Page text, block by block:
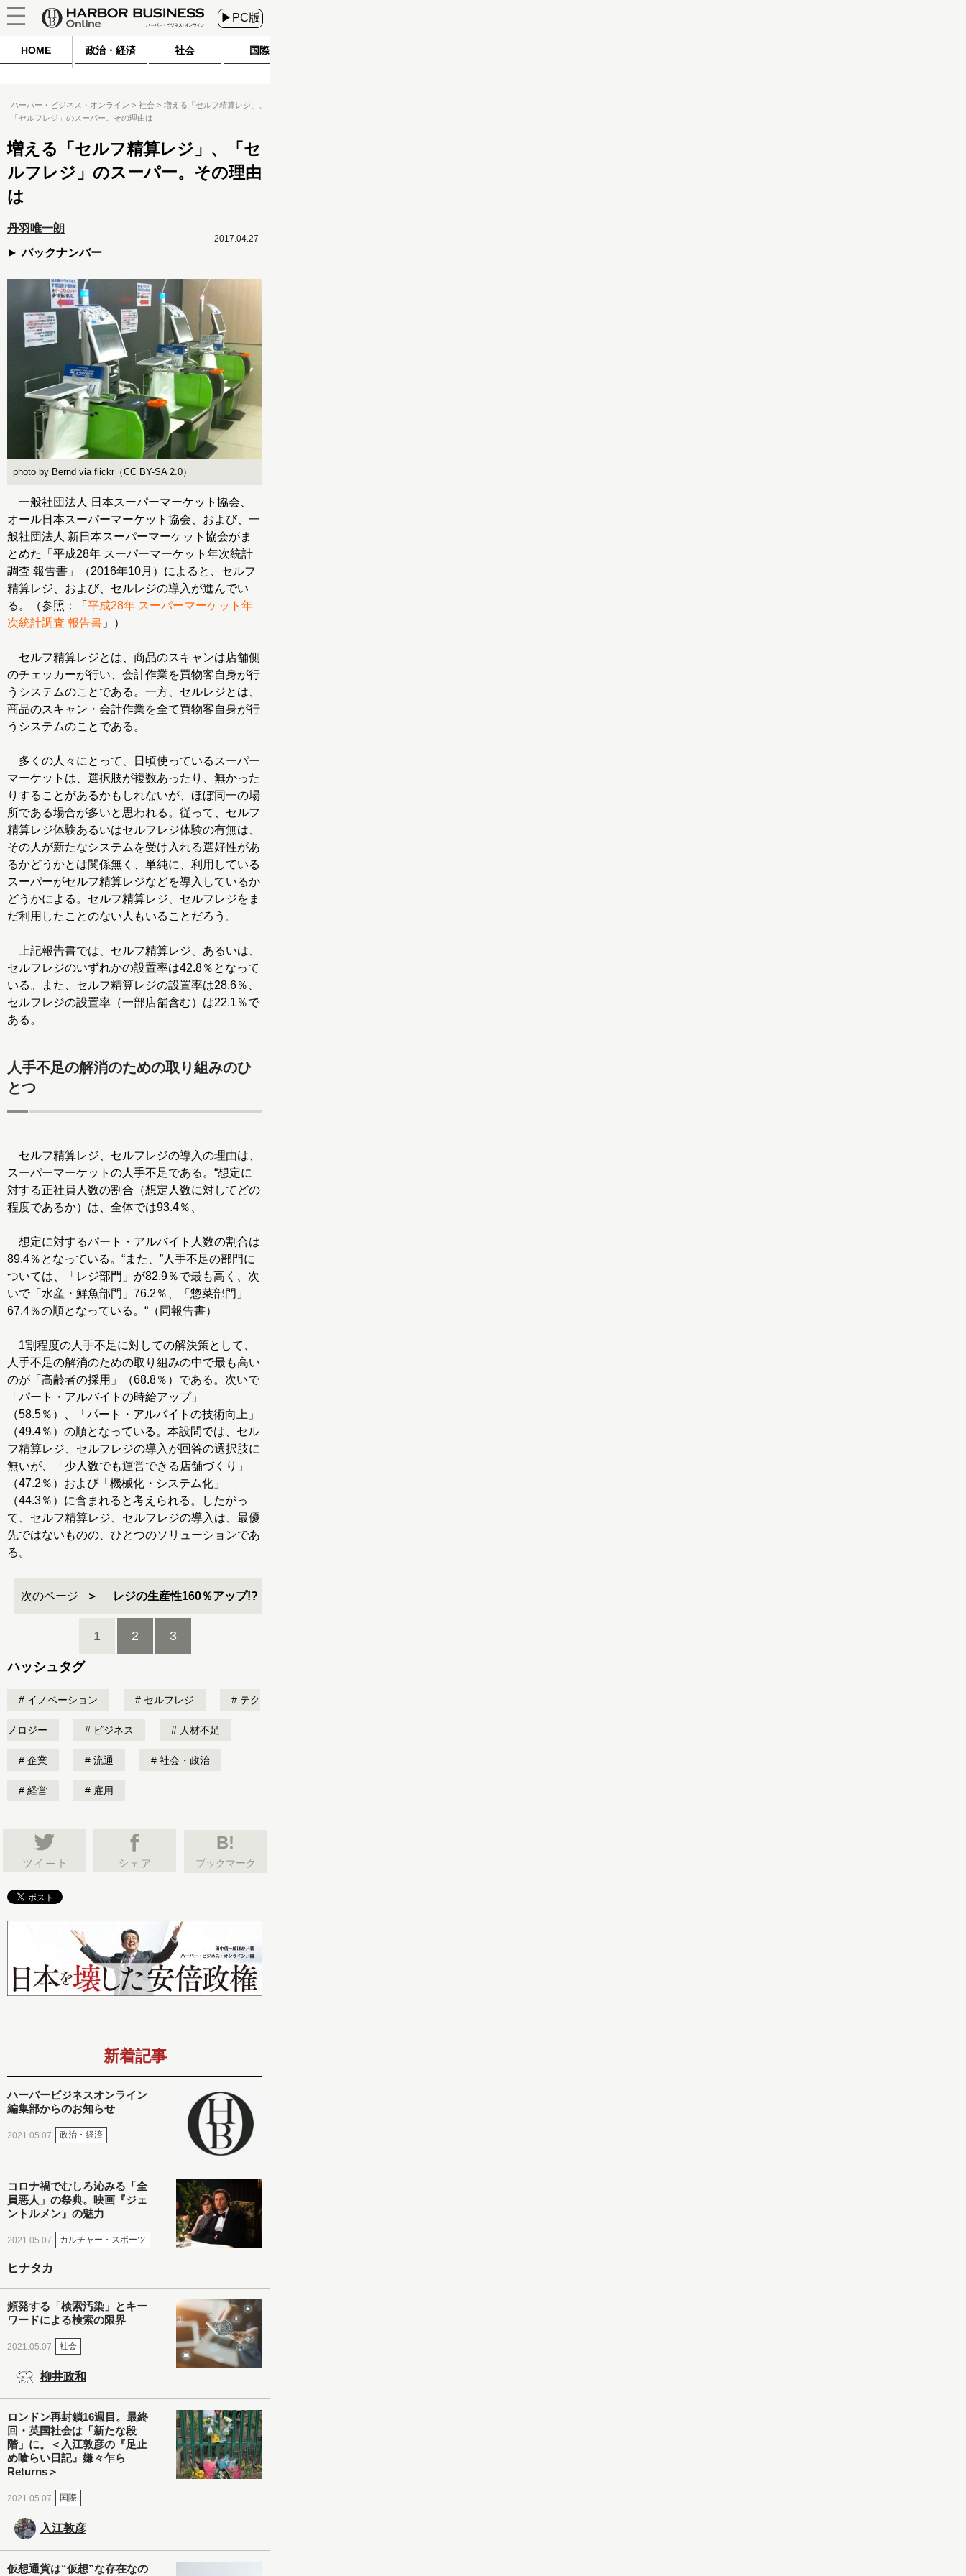
▶PC版
HOME 政治・経済 社会 国際
ハーバー・ビジネス・オンライン 社会
増える「セルフ精算レジ」、
「セルフレジ」のスーパー。その理由は
増える「セルフ精算レジ」、「セ
ルフレジ」のスーパー。その理由
は
丹羽唯一朗
バックナンバー
2017.04.27
photo by Bernd via flickr（CC BY-SA 2.0）
一般社団法人 日本スーパーマーケット協会、
オール日本スーパーマーケット協会、および、一
般社団法人 新日本スーパーマーケット協会がま
とめた「平成28年 スーパーマーケット年次統計
調査 報告書」（2016年10月）によると、セルフ
精算レジ、および、セルレジの導入が進んでい
る。（参照：「 平成28年 スーパーマーケット年
次統計調査 報告書 」）
セルフ精算レジとは、商品のスキャンは店舗側
のチェッカーが行い、会計作業を買物客自身が行
うシステムのことである。一方、セルレジとは、
商品のスキャン・会計作業を全て買物客自身が行
うシステムのことである。
多くの人々にとって、日頃使っているスーパー
マーケットは、選択肢が複数あったり、無かった
りすることがあるかもしれないが、ほぼ同一の場
所である場合が多いと思われる。従って、セルフ
精算レジ体験あるいはセルフレジ体験の有無は、
その人が新たなシステムを受け入れる選好性があ
るかどうかとは関係無く、単純に、利用している
スーパーがセルフ精算レジなどを導入しているか
どうかによる。セルフ精算レジ、セルフレジをま
だ利用したことのない人もいることだろう。
上記報告書では、セルフ精算レジ、あるいは、
セルフレジのいずれかの設置率は42.8％となって
いる。また、セルフ精算レジの設置率は28.6％、
セルフレジの設置率（一部店舗含む）は22.1％で
ある。
人手不足の解消のための取り組みのひ
とつ
セルフ精算レジ、セルフレジの導入の理由は、
スーパーマーケットの人手不足である。“想定に
対する正社員人数の割合（想定人数に対してどの
程度であるか）は、全体では93.4％、
想定に対するパート・アルバイト人数の割合は
89.4％となっている。“また、”人手不足の部門に
ついては、「レジ部門」が82.9％で最も高く、次
いで「水産・鮮魚部門」76.2％、「惣菜部門」
67.4％の順となっている。“（同報告書）
1割程度の人手不足に対しての解決策として、
人手不足の解消のための取り組みの中で最も高い
のが「高齢者の採用」（68.8％）である。次いで
「パート・アルバイトの時給アップ」
（58.5％）、「パート・アルバイトの技術向上」
（49.4％）の順となっている。本設問では、セル
フ精算レジ、セルフレジの導入が回答の選択肢に
無いが、「少人数でも運営できる店舗づくり」
（47.2％）および「機械化・システム化」
（44.3％）に含まれると考えられる。したがっ
て、セルフ精算レジ、セルフレジの導入は、最優
先ではないものの、ひとつのソリューションであ
る。
次のページ レジの生産性160％アップ!?
1 2 3
ハッシュタグ
イノベーション セルフレジ テク
ノロジー ビジネス 人材不足
企業 流通 社会・政治
経営 雇用
B!
ブックマーク
新着記事
ハーバービジネスオンライン
編集部からのお知らせ
2021.05.07 政治・経済
コロナ禍でむしろ沁みる「全
員悪人」の祭典。映画『ジェ
ントルメン』の魅力
2021.05.07 カルチャー・スポーツ
ヒナタカ
頻発する「検索汚染」とキー
ワードによる検索の限界
2021.05.07 社会
柳井政和
ロンドン再封鎖16週目。最終
回・英国社会は「新たな段
階」に。＜入江敦彦の『足止
め喰らい日記』嫌々乍ら
Returns＞
2021.05.07 国際
入江敦彦
仮想通貨は“仮想”な存在なの